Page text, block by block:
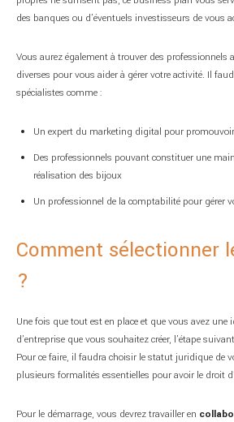
des banques ou d’éventuels investisseurs de vous
Vous aurez également à trouver des professionnels
diverses pour vous aider à gérer votre activité. Il
spécialistes comme :
Un expert du marketing digital pour
Des professionnels pouvant constituer une
réalisation des bijoux
Un professionnel de la comptabilité pour gérer
Comment sélectionner
?
Une fois que tout est en place et que vous avez une
d’entreprise que vous souhaitez créer, l’étape
Pour ce faire, il faudra choisir le statut juridique de
plusieurs formalités essentielles pour avoir le droit
Pour le démarrage, vous devrez travailler en